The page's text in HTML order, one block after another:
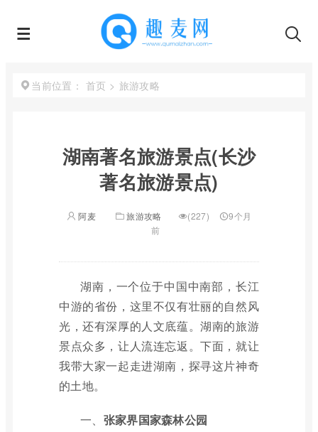
当前位置： 首页 > 旅游攻略
湖南著名旅游景点(长沙
著名旅游景点)
阿麦 旅游攻略 (227)
9个月
前
湖南，一个位于中国中南部，长江
中游的省份，这里不仅有壮丽的自然风
光，还有深厚的人文底蕴。湖南的旅游
景点众多，让人流连忘返。下面，就让
我带大家一起走进湖南，探寻这片神奇
的土地。
一、 张家界国家森林公园